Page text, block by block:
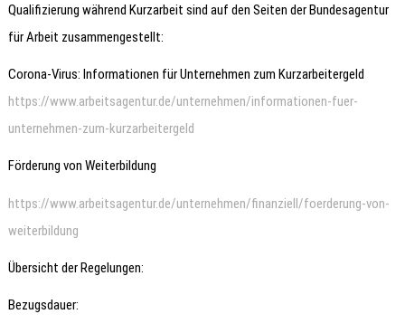
Qualifizierung während Kurzarbeit sind auf den Seiten der Bundesagentur
für Arbeit zusammengestellt:
Corona-Virus: Informationen für Unternehmen zum Kurzarbeitergeld
https://www.arbeitsagentur.de/unternehmen/informationen-fuer-
unternehmen-zum-kurzarbeitergeld
Förderung von Weiterbildung
https://www.arbeitsagentur.de/unternehmen/finanziell/foerderung-von-
weiterbildung
Übersicht der Regelungen:
Bezugsdauer: